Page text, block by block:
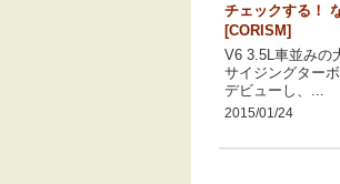
チェックする！
[CORISM]
V6 3.5L車並みの
サイジングター
デビューし、...
2015/01/24